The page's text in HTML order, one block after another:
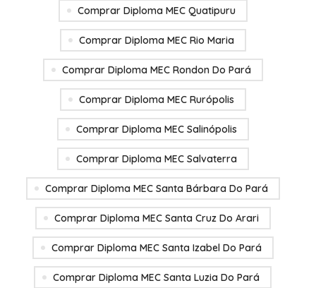
Comprar Diploma MEC Quatipuru
Comprar Diploma MEC Rio Maria
Comprar Diploma MEC Rondon Do Pará
Comprar Diploma MEC Rurópolis
Comprar Diploma MEC Salinópolis
Comprar Diploma MEC Salvaterra
Comprar Diploma MEC Santa Bárbara Do Pará
Comprar Diploma MEC Santa Cruz Do Arari
Comprar Diploma MEC Santa Izabel Do Pará
Comprar Diploma MEC Santa Luzia Do Pará